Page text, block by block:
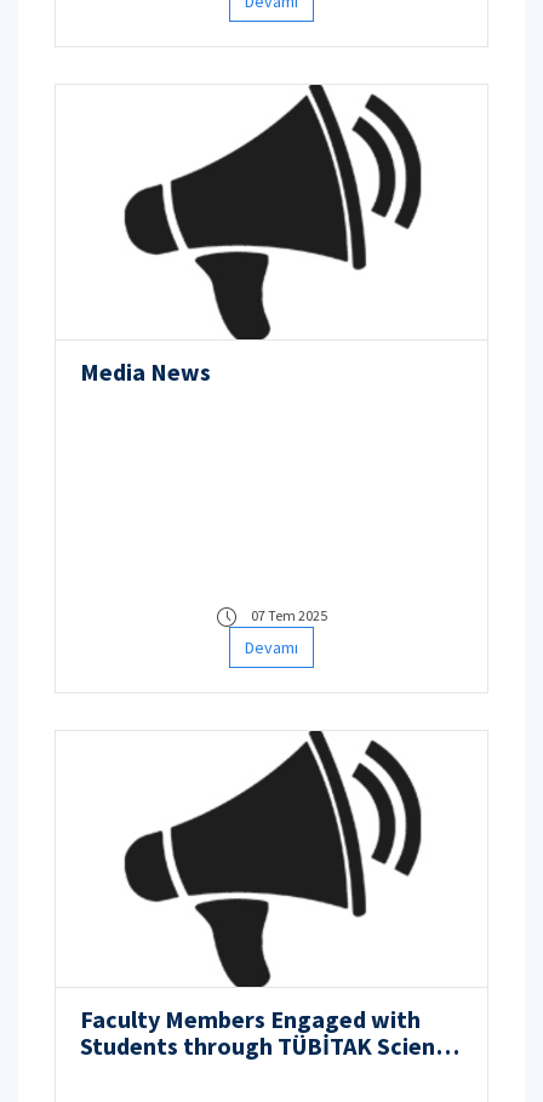
Media News
07 Tem 2025
Devamı
Faculty Members Engaged with
Students through TÜBİTAK Science